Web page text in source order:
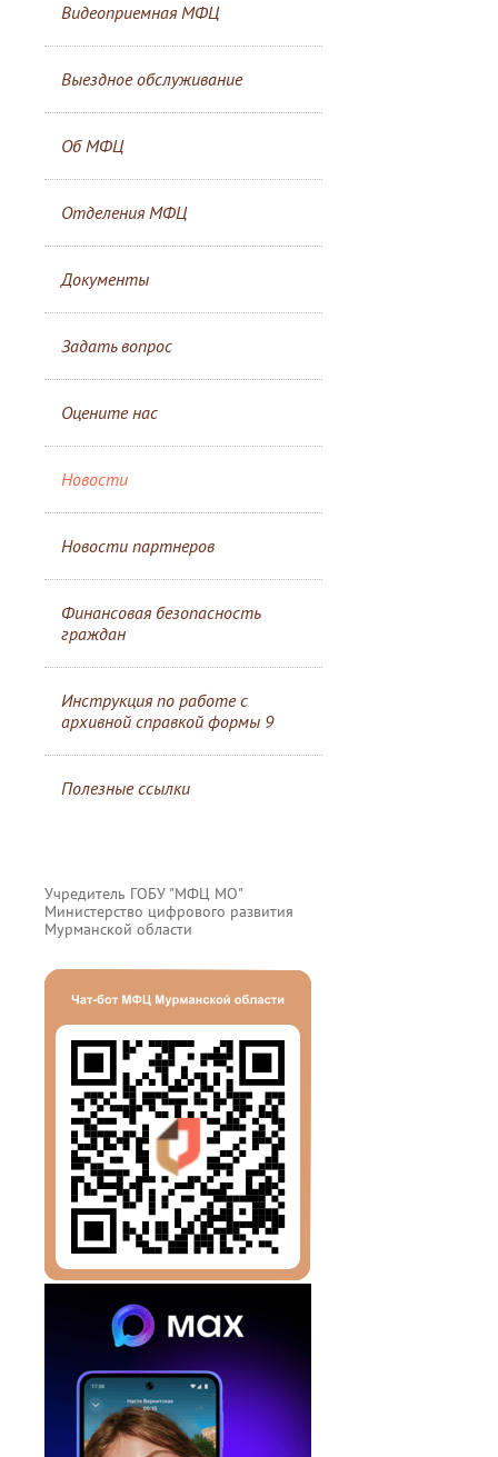
Видеоприемная МФЦ
Выездное обслуживание
Об МФЦ
Отделения МФЦ
Документы
Задать вопрос
Оцените нас
Новости
Новости партнеров
Финансовая безопасность
граждан
Инструкция по работе с
архивной справкой формы 9
Полезные ссылки
Учредитель ГОБУ "МФЦ МО"
Министерство цифрового развития
Мурманской области